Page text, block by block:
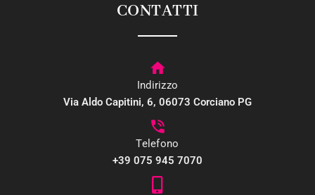
CONTATTI
Indirizzo
Via Aldo Capitini, 6, 06073 Corciano PG
Telefono
+39 075 945 7070